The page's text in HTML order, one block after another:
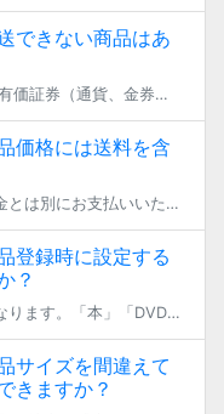
できない商品はあ
以下の荷物は送ることができません ・有価証券（通貨、金券など） ・精密機器 ・危険物（主に発火性があるもの） ・160サイズ超の荷物 ・投稿ガイドラインに違反する物品（修正不十分のイラストや映像を収録した記録媒体、性器に […]
価格には送料を含
購入される方が購入時に送料を商品代金とは別にお支払いいただくため、含める必要はございません。 匿名配送（ヤマト運輸）で購入される方がお支払いいただく配送料については、こちらのページをご覧ください。 https://fan […]
登録時に設定する
？
発送の際に伝票に記載される商品名になります。「本」「DVD」などのような一般的な名称を記入してください。
サイズを間違えて
きますか？